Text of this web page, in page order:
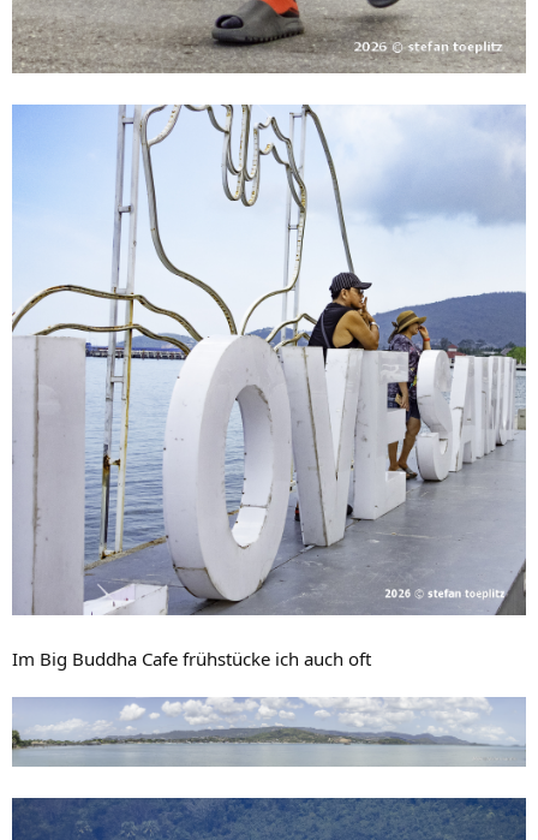
Im Big Buddha Cafe frühstücke ich auch oft